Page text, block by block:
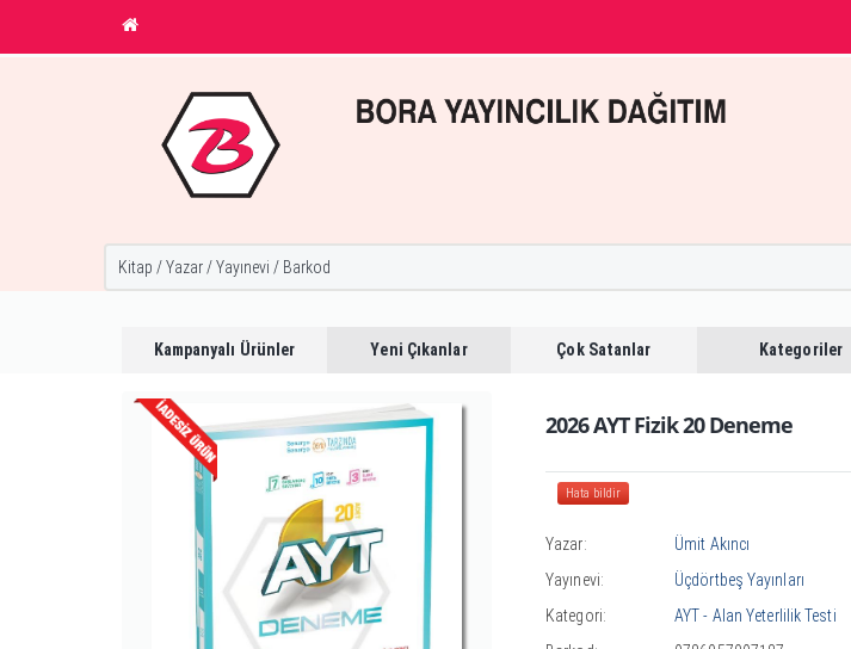
Kampanyalı Ürünler Yeni Çıkanlar Çok Satanlar Kategoriler
2026 AYT Fizik 20 Deneme
Hata bildir
Yazar:
Ümit Akıncı
Yayınevi:
Üçdörtbeş Yayınları
Kategori:
AYT - Alan Yeterlilik Testi